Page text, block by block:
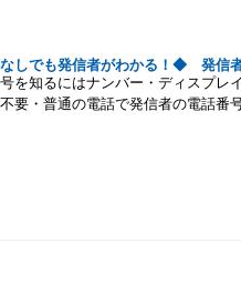
しでも発信者がわかる！◆ 発信
を知るにはナンバー・ディスプレ
要・普通の電話で発信者の電話番